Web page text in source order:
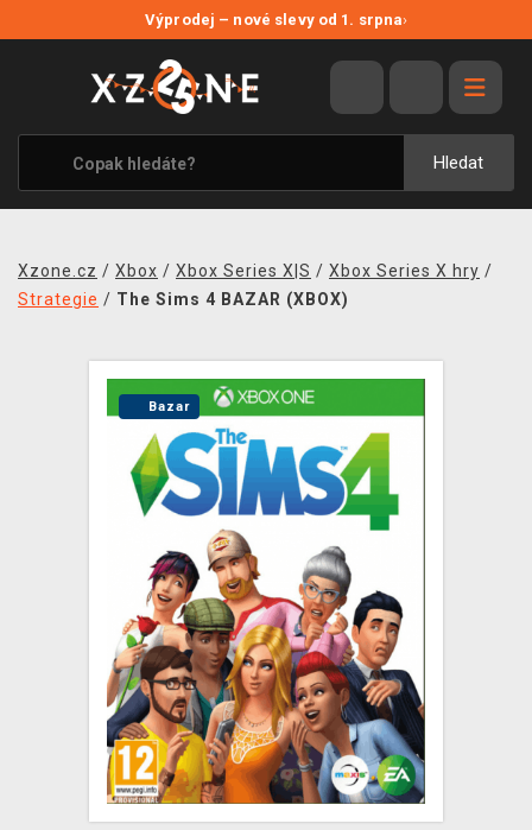
Výprodej – nové slevy od 1. srpna›
Hledat
VÝPRODEJ
VIDEOHRY
XZONE ORIGINALS
TÉMATIKY
MERCHANDISE
XZONE KLUB
TCG & BOARDGAME HUB
VÝKUP HER (BAZAR)
Xzone.cz / Xbox / Xbox Series X|S / Xbox Series X hry /
Strategie / The Sims 4 BAZAR (XBOX)
Bazar